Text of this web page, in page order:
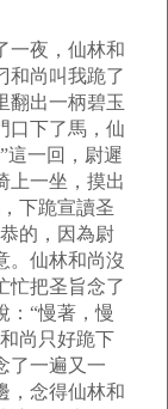
一夜，仙林和
和尚叫我跪了
翻出一柄碧玉
口下了馬，仙
一回，尉遲
上一坐，摸出
下跪宣讀圣
的，因為尉
。仙林和尚沒
忙把圣旨念了
：“慢著，慢
尚只好跪下
了一遍又一
，念得仙林和